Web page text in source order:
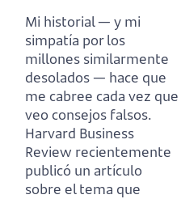
Mi historial — y mi
simpatía por los
millones similarmente
desolados — hace que
me cabree cada vez que
veo consejos falsos.
Harvard Business
Review recientemente
publicó un artículo
sobre el tema que